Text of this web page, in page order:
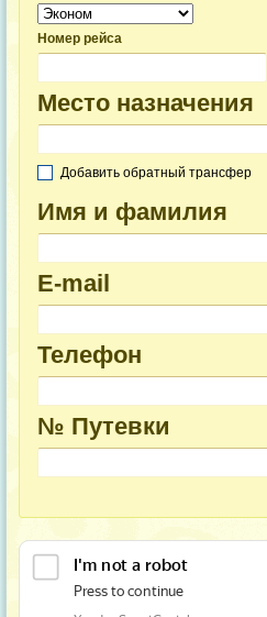
Номер рейса
Место назначения
Добавить обратный трансфер
Имя и фамилия
E-mail
Телефон
№ Путевки